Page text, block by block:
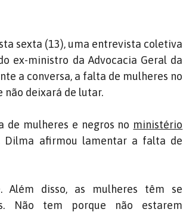
sexta (13), uma entrevista coletiva
ex-ministro da Advocacia Geral da
a conversa, a falta de mulheres no
não deixará de lutar.
de mulheres e negros no ministério
Dilma afirmou lamentar a falta de
Além disso, as mulheres têm se
Não tem porque não estarem